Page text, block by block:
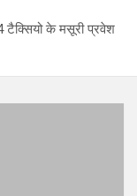
टैक्सियो के मसूरी प्रवेश